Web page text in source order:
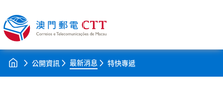
公開資訊 最新消息 特快專遞